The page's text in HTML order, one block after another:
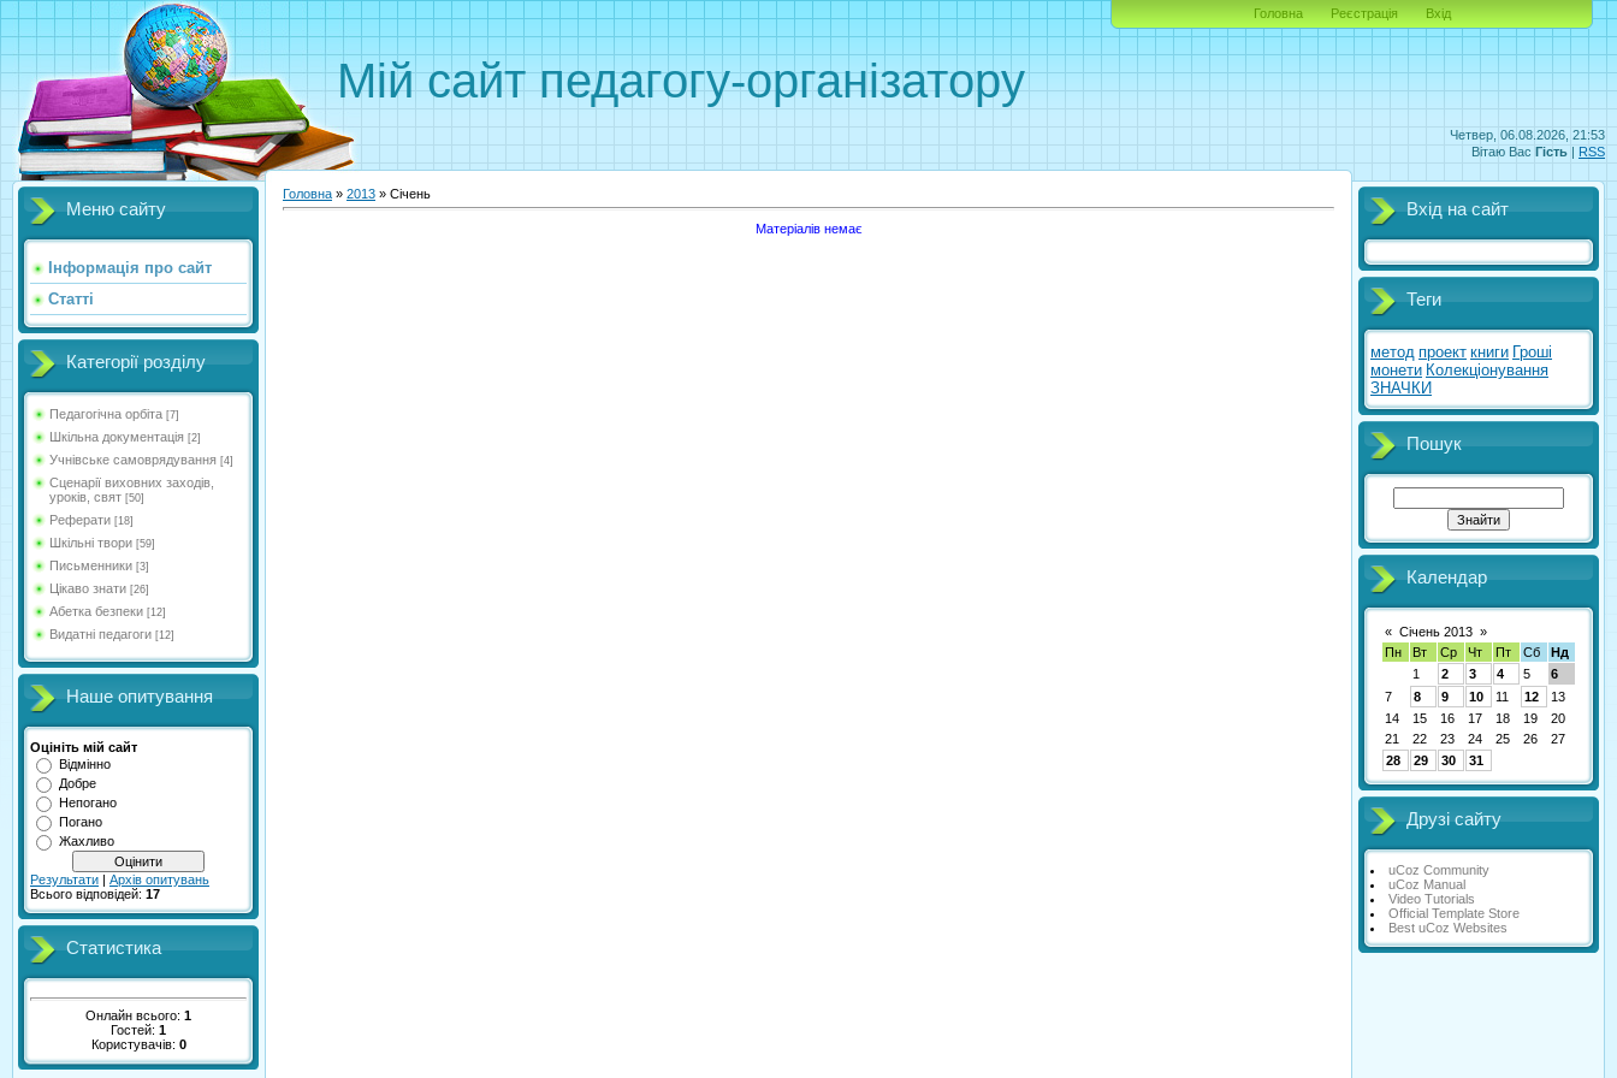
Четвер, 06.08.2026, 21:53
Вітаю Вас Гість | RSS
Мій сайт педагогу-організатору
Головна Реєстрація Вхід
Меню сайту
Інформація про сайт
Статті
Категорії розділу
Педагогічна орбіта [7]
Шкільна документація [2]
Учнівське самоврядування [4]
Сценарії виховних заходів,
уроків, свят [50]
Реферати [18]
Шкільні твори [59]
Письменники [3]
Цікаво знати [26]
Абетка безпеки [12]
Видатні педагоги [12]
Наше опитування
Оцініть мій сайт
Відмінно
Добре
Непогано
Погано
Жахливо
Результати | Архів опитувань
Всього відповідей: 17
Статистика
Онлайн всього: 1
Гостей: 1
Користувачів: 0
Головна » 2013 » Січень
Матеріалів немає
Вхід на сайт
Теги
метод проект книги Гроші
монети Колекціонування
ЗНАЧКИ
Пошук
Календар
« Січень 2013 »
Пн
Вт Ср Чт Пт Сб
Нд
1
2 3 4 5
6
7
8 9 10 11 12
13
14
15 16 17 18 19
20
21
22 23 24 25 26
27
28
29 30 31
Друзі сайту
uCoz Community
uCoz Manual
Video Tutorials
Official Template Store
Best uCoz Websites